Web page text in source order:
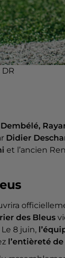
Didier
et l’ancien
des Bleus
Le 8 juin,
l’entièreté